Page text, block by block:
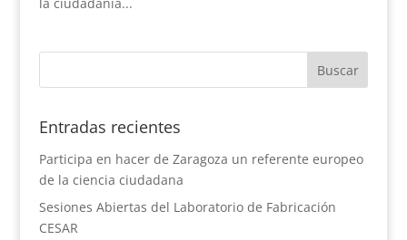
Entradas recientes
Participa en hacer de Zaragoza un referente europeo
de la ciencia ciudadana
Sesiones Abiertas del Laboratorio de Fabricación
CESAR